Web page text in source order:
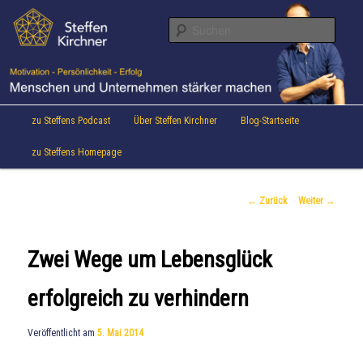
Inhalt
wechseln
Steffen Kirchner Blog
Aktuelles von Speaker & Motivationstrainer Steffen Kirchner
Hauptmenü
zu Steffens Podcast Über Steffen Kirchner Blog-Startseite
zu Steffens Homepage
Beitrags-
← Zurück Weiter →
Zwei Wege um Lebensglück
erfolgreich zu verhindern
Veröffentlicht am5. Mai 2014